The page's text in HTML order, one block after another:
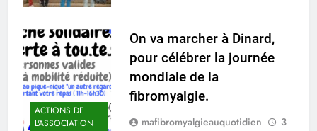
ACTIONS DE
L'ASSOCIATION
On va marcher à Dinard,
pour célébrer la journée
mondiale de la
fibromyalgie.
mafibromyalgieauquotidien
3